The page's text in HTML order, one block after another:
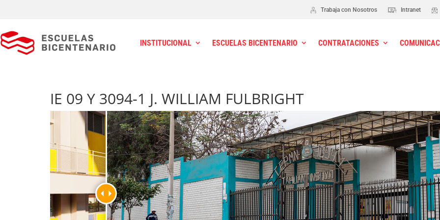
Trabaja con Nosotros Intranet
INSTITUCIONAL ESCUELAS BICENTENARIO CONTRATACIONES
IE 09 Y 3094-1 J. WILLIAM FULBRIGHT